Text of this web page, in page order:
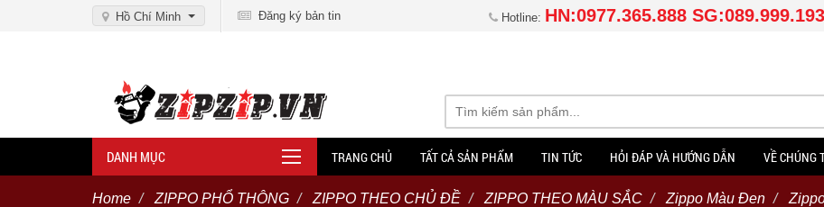
Hồ Chí Minh Đăng ký bản tin Hotline: HN:0977.365.888
DANH MỤC TRANG CHỦ TẤT CẢ SẢN PHẨM TIN TỨC HỎI ĐÁP VÀ HƯỚNG DẪN VỀ CHÚNG
Home ZIPPO PHỔ THÔNG ZIPPO THEO CHỦ ĐỀ ZIPPO THEO MÀU SẮC Zippo Màu Đen